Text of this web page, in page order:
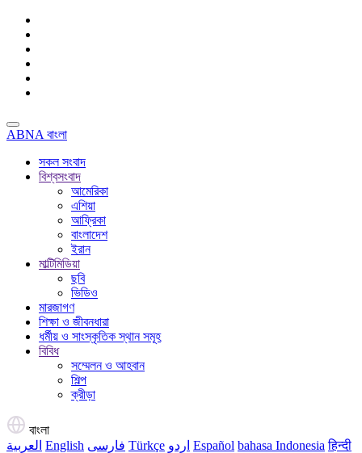
ABNA বাংলা
সকল সংবাদ
বিশ্বসংবাদ
আমেরিকা
এশিয়া
আফ্রিকা
বাংলাদেশ
ইরান
মাল্টিমিডিয়া
ছবি
ভিডিও
মারজাগণ
শিক্ষা ও জীবনধারা
ধর্মীয় ও সাংস্কৃতিক স্থান সমূহ
বিবিধ
সম্মেলন ও আহবান
শিল্প
ক্রীড়া
বাংলা
العربية English فارسی Türkçe اردو Español bahasa Indonesia हिन्दी